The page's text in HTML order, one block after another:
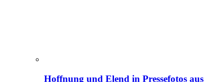
Hoffnung und Elend in Pressefotos aus